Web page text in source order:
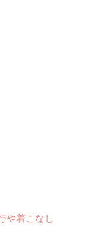
や着こなし